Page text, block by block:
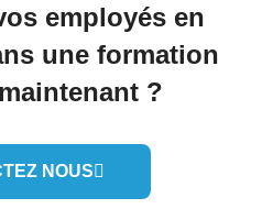
employés en
une formation
?
NOUS